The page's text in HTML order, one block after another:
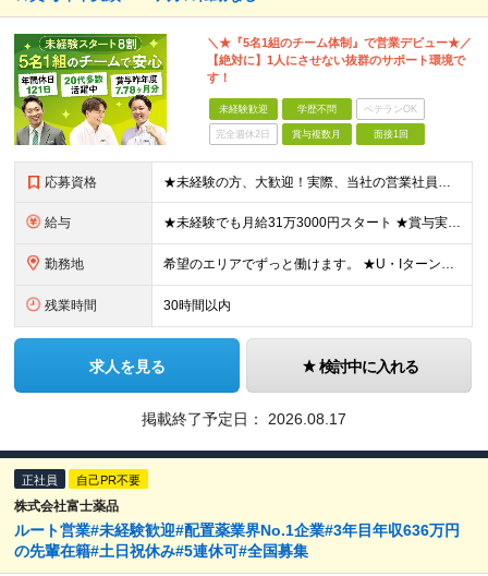
＼★『5名1組のチーム体制』で営業デビュー★／
【絶対に】1人にさせない抜群のサポート環境で
す！
未経験歓迎 学歴不問 ベテランOK
完全週休2日 賞与複数月 面接1回
応募資格 ★未経験の方、大歓迎！実際、当社の営業社員の8〜9割が未経験からのスタートです。 ■学歴不問 ■32歳以下の方（若年層の長期キャリア形成のため） ■第二新卒／社会人未経験の方もOK ＼こんな方を歓迎
給与 ★未経験でも月給31万3000円スタート ★賞与実績7.78ヶ月分（昨年度） 月給31万3000円～36万5000円（一律営業手当含む）＋販売奨励金＋賞与年2回 ☆入社1～3年目では最高月収40万～
勤務地 希望のエリアでずっと働けます。 ★U・Iターン大歓迎！ ★特に「岡山・広島・福岡・名古屋・横浜」は採用強化中です！ 【東北】 ■東北支店 宮城県仙台市若林区卸町2-1-19 【関東】 ■横浜営業所
残業時間 30時間以内
求人を見る 検討中に入れる
掲載終了予定日： 2026.08.17
正社員 自己PR不要
株式会社富士薬品
ルート営業#未経験歓迎#配置薬業界No.1企業#3年目年収636万円
の先輩在籍#土日祝休み#5連休可#全国募集